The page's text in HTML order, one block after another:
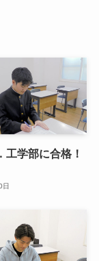
工学部に合格！
日